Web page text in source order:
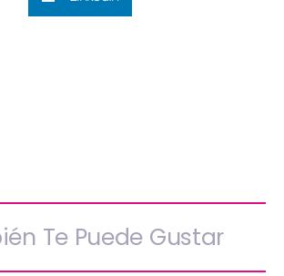
Te Puede Gustar